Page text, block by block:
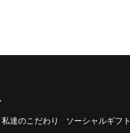
私達のこだわり ソーシャルギフト